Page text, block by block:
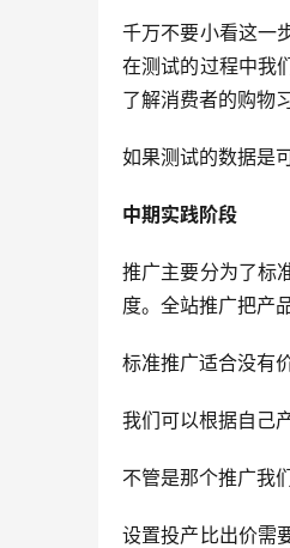
千万不要小看这一
在测试的过程中我
了解消费者的购物
如果测试的数据是
中期实践阶段
推广主要分为了标
度。全站推广把产
标准推广适合没有
我们可以根据自己
不管是那个推广我
设置投产比出价需